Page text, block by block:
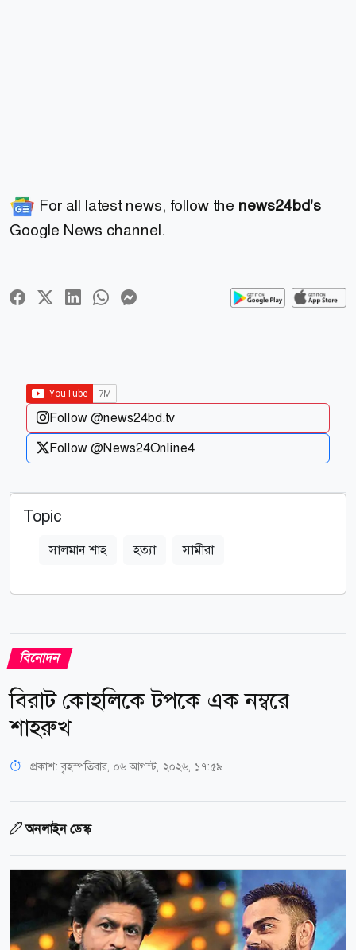
For all latest news, follow the news24bd's
Google News channel.
Follow @news24bd.tv
Follow @News24Online4
Topic
সালমান শাহ হত্যা সামীরা
বিনোদন
বিরাট কোহলিকে টপকে এক নম্বরে
শাহরুখ
প্রকাশ:বৃহস্পতিবার, ০৬ আগস্ট, ২০২৬, ১৭:৫৯
অনলাইন ডেস্ক